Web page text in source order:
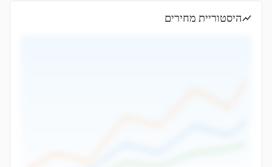
היסטוריית מחירים